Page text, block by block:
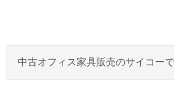
中古オフィス家具販売のサイコー